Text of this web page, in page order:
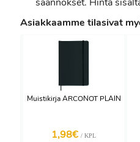
Asiakkaamme tilasivat
Muistikirja ARCONOT PLAIN
1,98€ / KPL